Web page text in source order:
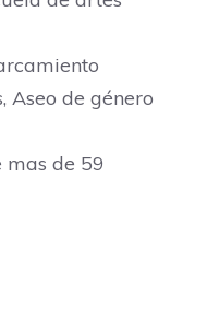
Aseo de género
mas de 59